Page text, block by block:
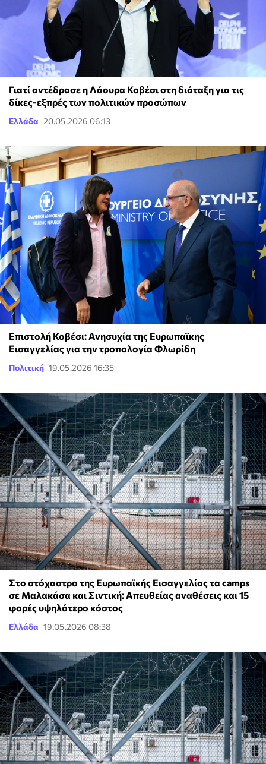
Γιατί αντέδρασε η Λάουρα Κοβέσι στη διάταξη για τις
δίκες-εξπρές των πολιτικών προσώπων
Ελλάδα 20.05.2026 06:13
Επιστολή Κοβέσι: Ανησυχία της Ευρωπαϊκης
Εισαγγελίας για την τροπολογία Φλωρίδη
Πολιτική 19.05.2026 16:35
Στο στόχαστρο της Ευρωπαϊκής Εισαγγελίας τα camps
σε Μαλακάσα και Σιντική: Απευθείας αναθέσεις και 15
φορές υψηλότερο κόστος
Ελλάδα 19.05.2026 08:38